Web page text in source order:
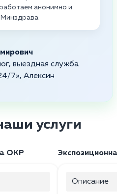
анонимно и
Минздрава
выездная служба
7», Алексин
услуги
ОКР
Описание